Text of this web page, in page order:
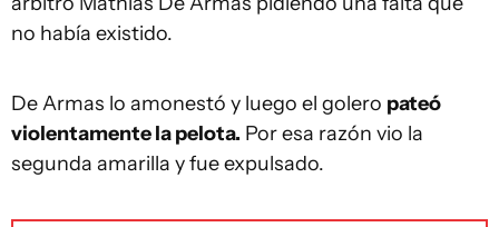
no había existido.
De Armas lo amonestó y luego el golero pateó
violentamente la pelota. Por esa razón vio la
segunda amarilla y fue expulsado.